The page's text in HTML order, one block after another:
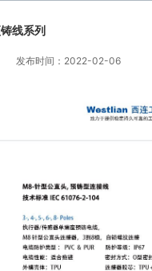
线系列
发布时间：2022-02-06